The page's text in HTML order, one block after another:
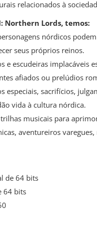
relacionados à
Northern Lords, temos:
nórdicos
seus próprios reinos.
e escudeiras implacáveis
afiados ou prelúdios
especiais, sacrifícios,
vida à cultura nórdica.
musicais para
aventureiros
de 64 bits
64 bits